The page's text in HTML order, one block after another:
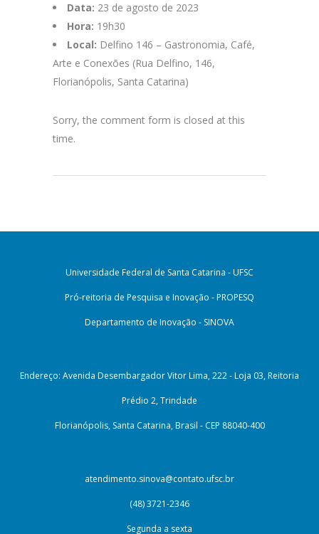
Data: 23 de agosto de 2023
Hora: 19h30
Local: Delfino 146 – Gastronomia, Café,
Arte e Conexões (Rua Delfino, 146,
Florianópolis, Santa Catarina)
Sorry, the comment form is closed at this
time.
Universidade Federal de Santa Catarina - UFSC
Pró-reitoria de Pesquisa e Inovação - PROPESQ
Departamento de Inovação - SINOVA
Endereço: Avenida Desembargador Vitor Lima, 222 - Loja 03, Reitoria
Prédio 2, Trindade
Florianópolis, Santa Catarina, Brasil - CEP 88040-400
atendimento.sinova@contato.ufsc.br
(48) 3721-2346
Segunda a sexta